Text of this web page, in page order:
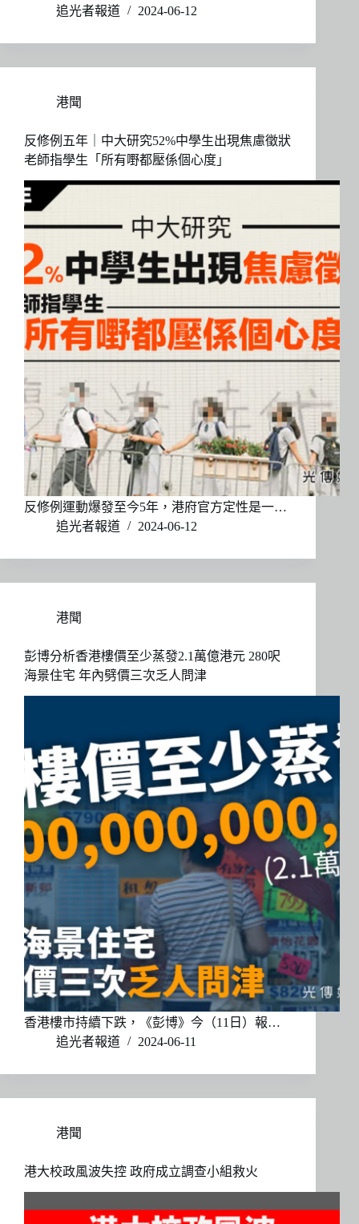
追光者報道
2024-06-12
港聞
反修例五年｜中大研究52%中學生出現焦慮徵狀
老師指學生「所有嘢都壓係個心度」
反修例運動爆發至今5年，港府官方定性是一…
追光者報道
2024-06-12
港聞
彭博分析香港樓價至少蒸發2.1萬億港元 280呎
海景住宅 年內劈價三次乏人問津
香港樓市持續下跌，《彭博》今（11日）報…
追光者報道
2024-06-11
港聞
港大校政風波失控 政府成立調查小組救火